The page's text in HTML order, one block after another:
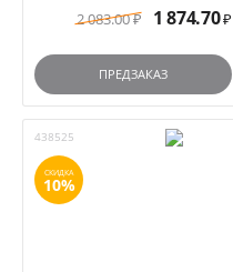
2 083.00 ₽ 1 874.70 ₽
ПРЕДЗАКАЗ
438525
СКИДКА
10%